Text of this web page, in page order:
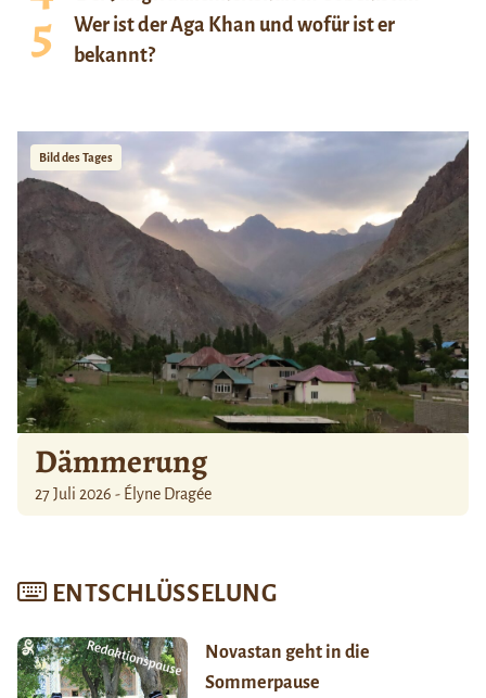
Wer ist der Aga Khan und wofür ist er
bekannt?
Bild des Tages
Dämmerung
27 Juli 2026 - Élyne Dragée
ENTSCHLÜSSELUNG
Novastan geht in die
Sommerpause